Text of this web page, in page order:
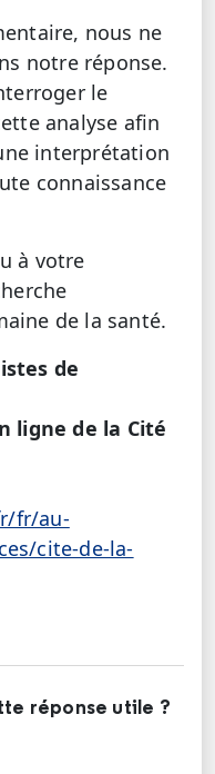
nous ne
notre réponse.
le
analyse afin
interprétation
connaissance
à votre
de la santé.
de
ligne de la Cité
fr/au-
cite-de-la-
réponse utile ?